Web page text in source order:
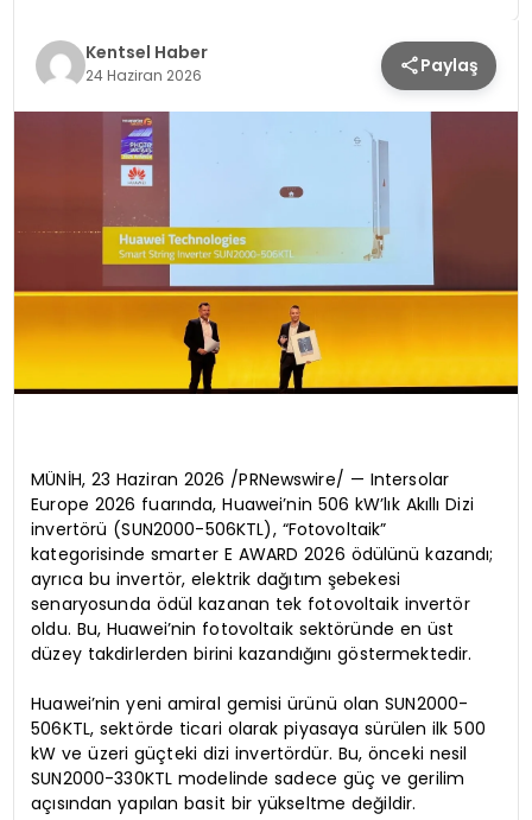
MAGAZIN
KÜLTÜR & SANAT
SAĞLIK
Kentsel Haber
24 Haziran 2026 Paylaş
MÜNİH, 23 Haziran 2026 /PRNewswire/ — Intersolar
Europe 2026 fuarında, Huawei’nin 506 kW’lık Akıllı Dizi
invertörü (SUN2000-506KTL), “Fotovoltaik”
kategorisinde smarter E AWARD 2026 ödülünü kazandı;
ayrıca bu invertör, elektrik dağıtım şebekesi
senaryosunda ödül kazanan tek fotovoltaik invertör
oldu. Bu, Huawei’nin fotovoltaik sektöründe en üst
düzey takdirlerden birini kazandığını göstermektedir.
Huawei’nin yeni amiral gemisi ürünü olan SUN2000-
506KTL, sektörde ticari olarak piyasaya sürülen ilk 500
kW ve üzeri güçteki dizi invertördür. Bu, önceki nesil
SUN2000-330KTL modelinde sadece güç ve gerilim
açısından yapılan basit bir yükseltme değildir.